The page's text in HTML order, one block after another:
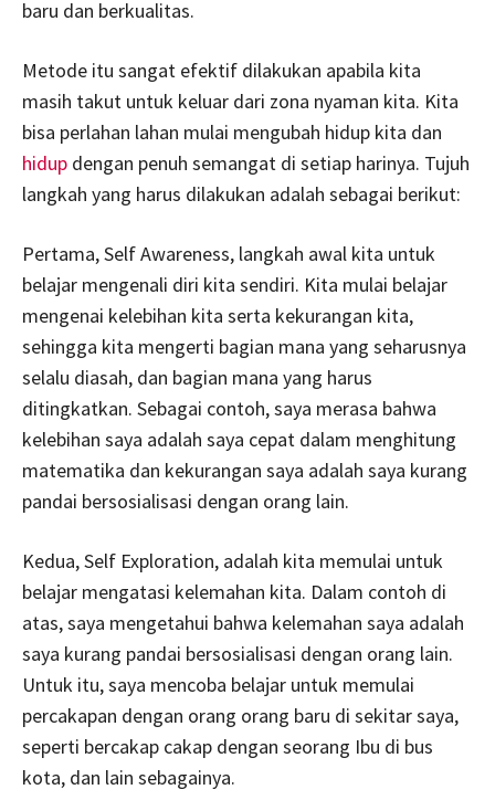
baru dan berkualitas.
Metode itu sangat efektif dilakukan apabila kita
masih takut untuk keluar dari zona nyaman kita. Kita
bisa perlahan lahan mulai mengubah hidup kita dan
hidup dengan penuh semangat di setiap harinya. Tujuh
langkah yang harus dilakukan adalah sebagai berikut:
Pertama, Self Awareness, langkah awal kita untuk
belajar mengenali diri kita sendiri. Kita mulai belajar
mengenai kelebihan kita serta kekurangan kita,
sehingga kita mengerti bagian mana yang seharusnya
selalu diasah, dan bagian mana yang harus
ditingkatkan. Sebagai contoh, saya merasa bahwa
kelebihan saya adalah saya cepat dalam menghitung
matematika dan kekurangan saya adalah saya kurang
pandai bersosialisasi dengan orang lain.
Kedua, Self Exploration, adalah kita memulai untuk
belajar mengatasi kelemahan kita. Dalam contoh di
atas, saya mengetahui bahwa kelemahan saya adalah
saya kurang pandai bersosialisasi dengan orang lain.
Untuk itu, saya mencoba belajar untuk memulai
percakapan dengan orang orang baru di sekitar saya,
seperti bercakap cakap dengan seorang Ibu di bus
kota, dan lain sebagainya.